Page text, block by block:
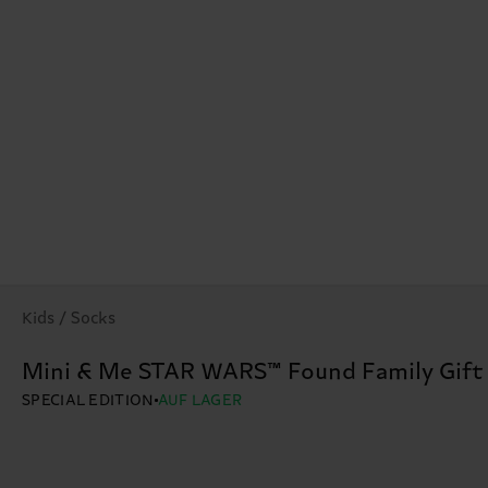
Kids / Socks
Mini & Me STAR WARS™ Found Family
SPECIAL EDITION AUF LAGER